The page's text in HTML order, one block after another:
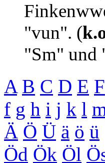
"vun". (
"Sm" und
A B C D E F
f g h i j k l
Ä Ö Ü ä ö ü
Öd Ök Öl